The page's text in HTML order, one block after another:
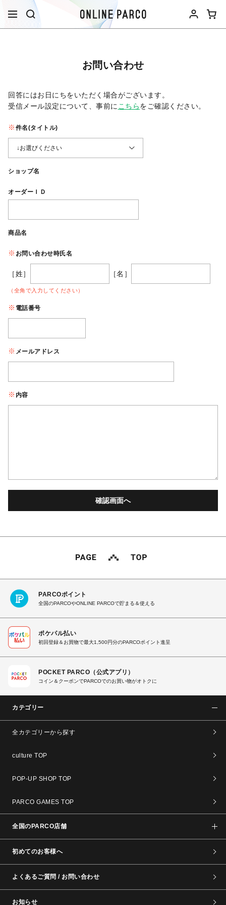
お問い合わせ
回答にはお日にちをいただく場合がございます。
受信メール設定について、事前に こちらをご確認ください。​
件名(タイトル)
ショップ名
オーダーＩＤ
商品名
お問い合わせ時氏名
［姓］ ［名］
（全角で入力してください）
電話番号
メールアドレス
内容
PARCOポイント
全国のPARCOやONLINE PARCOで貯まる＆使える
ポケパル払い
初回登録＆お買物で最大1,500円分のPARCOポイント進呈
POCKET PARCO（公式アプリ）
コイン＆クーポンでPARCOでのお買い物がオトクに
カテゴリー
全カテゴリーから探す
culture TOP
POP-UP SHOP TOP
PARCO GAMES TOP
全国のPARCO店舗
初めてのお客様へ
よくあるご質問 / お問い合わせ
お知らせ